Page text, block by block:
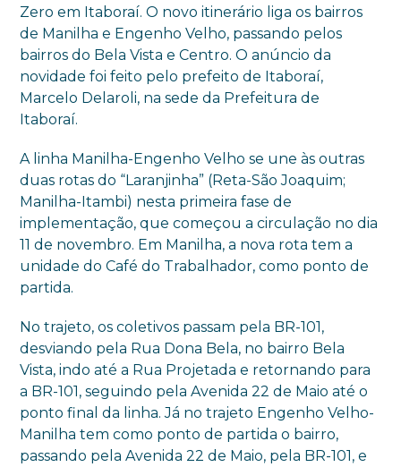
Zero em Itaboraí. O novo itinerário liga os bairros
de Manilha e Engenho Velho, passando pelos
bairros do Bela Vista e Centro. O anúncio da
novidade foi feito pelo prefeito de Itaboraí,
Marcelo Delaroli, na sede da Prefeitura de
Itaboraí.
A linha Manilha-Engenho Velho se une às outras
duas rotas do “Laranjinha” (Reta-São Joaquim;
Manilha-Itambi) nesta primeira fase de
implementação, que começou a circulação no dia
11 de novembro. Em Manilha, a nova rota tem a
unidade do Café do Trabalhador, como ponto de
partida.
No trajeto, os coletivos passam pela BR-101,
desviando pela Rua Dona Bela, no bairro Bela
Vista, indo até a Rua Projetada e retornando para
a BR-101, seguindo pela Avenida 22 de Maio até o
ponto final da linha. Já no trajeto Engenho Velho-
Manilha tem como ponto de partida o bairro,
passando pela Avenida 22 de Maio, pela BR-101, e